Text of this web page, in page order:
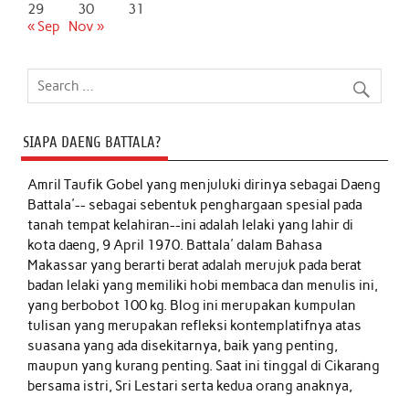
29
30
31
« Sep
Nov »
SIAPA DAENG BATTALA?
Amril Taufik Gobelyang menjuluki dirinya sebagai Daeng
Battala'-- sebagai sebentuk penghargaan spesial pada
tanah tempat kelahiran--ini adalah lelaki yang lahir di
kota daeng, 9 April 1970. Battala' dalam Bahasa
Makassar yang berarti berat adalah merujuk pada berat
badan lelaki yang memiliki hobi membaca dan menulis ini,
yang berbobot 100 kg. Blog ini merupakan kumpulan
tulisan yang merupakan refleksi kontemplatifnya atas
suasana yang ada disekitarnya, baik yang penting,
maupun yang kurang penting. Saat ini tinggal di Cikarang
bersama istri, Sri Lestari serta kedua orang anaknya,